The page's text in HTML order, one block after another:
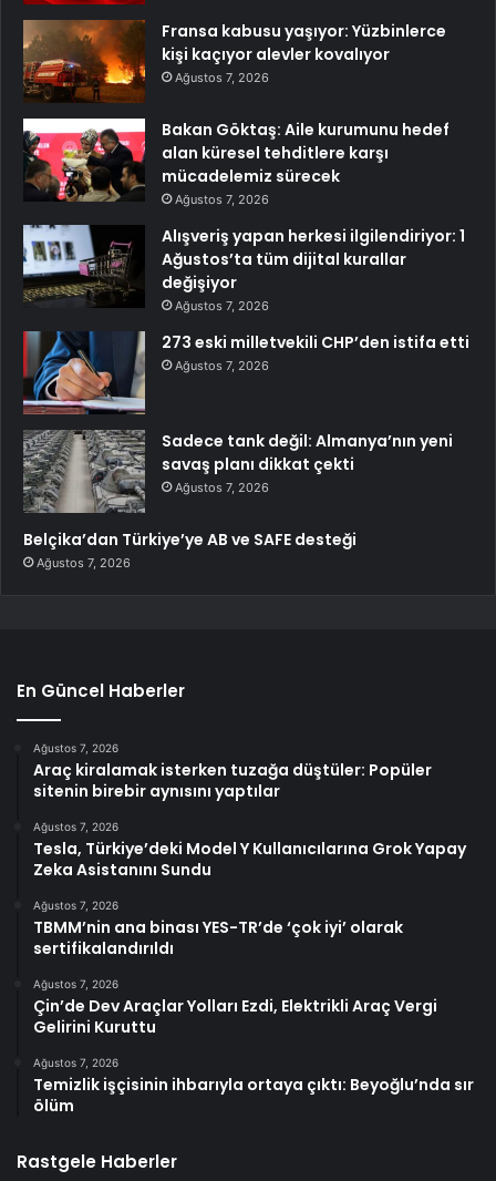
Fransa kabusu yaşıyor: Yüzbinlerce
kişi kaçıyor alevler kovalıyor
Ağustos 7, 2026
Bakan Göktaş: Aile kurumunu hedef
alan küresel tehditlere karşı
mücadelemiz sürecek
Ağustos 7, 2026
Alışveriş yapan herkesi ilgilendiriyor: 1
Ağustos’ta tüm dijital kurallar
değişiyor
Ağustos 7, 2026
273 eski milletvekili CHP’den istifa etti
Ağustos 7, 2026
Sadece tank değil: Almanya’nın yeni
savaş planı dikkat çekti
Ağustos 7, 2026
Belçika’dan Türkiye’ye AB ve SAFE desteği
Ağustos 7, 2026
En Güncel Haberler
Ağustos 7, 2026
Araç kiralamak isterken tuzağa düştüler: Popüler
sitenin birebir aynısını yaptılar
Ağustos 7, 2026
Tesla, Türkiye’deki Model Y Kullanıcılarına Grok Yapay
Zeka Asistanını Sundu
Ağustos 7, 2026
TBMM’nin ana binası YES-TR’de ‘çok iyi’ olarak
sertifikalandırıldı
Ağustos 7, 2026
Çin’de Dev Araçlar Yolları Ezdi, Elektrikli Araç Vergi
Gelirini Kuruttu
Ağustos 7, 2026
Temizlik işçisinin ihbarıyla ortaya çıktı: Beyoğlu’nda sır
ölüm
Rastgele Haberler